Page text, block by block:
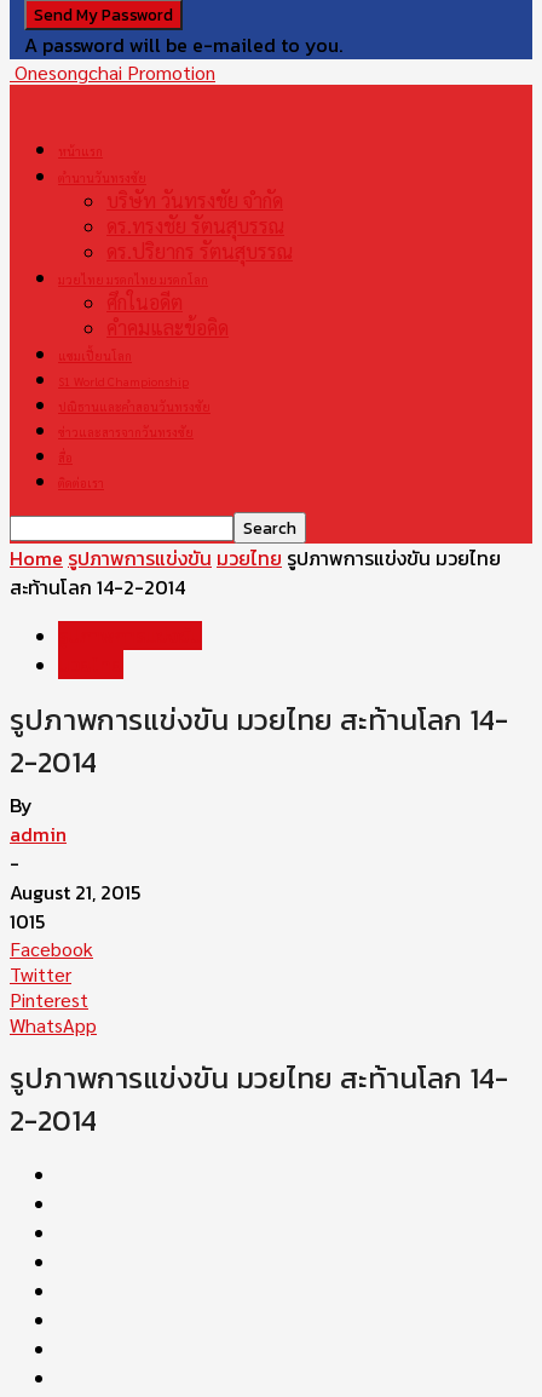
A password will be e-mailed to you.
Onesongchai Promotion
หน้าแรก
ตำนานวันทรงชัย
บริษัท วันทรงชัย จำกัด
ดร.ทรงชัย รัตนสุบรรณ
ดร.ปริยากร รัตนสุบรรณ
มวยไทย มรดกไทย มรดกโลก
ศึกในอดีต
คำคมและข้อคิด
แชมเปี้ยนโลก
S1 World Championship
ปณิธานและคำสอนวันทรงชัย
ข่าวและสารจากวันทรงชัย
สื่อ
ติดต่อเรา
Home รูปภาพการแข่งขัน มวยไทย รูปภาพการแข่งขัน มวยไทย
สะท้านโลก 14-2-2014
รูปภาพการแข่งขัน มวยไทย สะท้านโลก 14-
2-2014
By
admin
-
August 21, 2015
1015
Facebook
Twitter
Pinterest
WhatsApp
รูปภาพการแข่งขัน มวยไทย สะท้านโลก 14-
2-2014